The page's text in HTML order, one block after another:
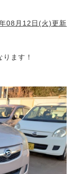
08月12日(火)更新
ます！